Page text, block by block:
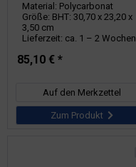
Material: Polycarbonat
Größe: BHT: 30,70 x 23,20 x
3,50 cm
Lieferzeit: ca. 1 – 2 Wochen
85,10 € *
Auf den Merkzettel
Zum Produkt